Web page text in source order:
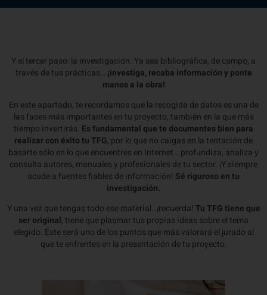
Y el tercer paso: la investigación. Ya sea bibliográfica, de campo, a
través de tus prácticas… ¡investiga, recaba información y ponte
manos a la obra!
En este apartado, te recordamos que la recogida de datos es una de
las fases más importantes en tu proyecto, también en la que más
tiempo invertirás. Es fundamental que te documentes bien para
realizar con éxito tu TFG, por lo que no caigas en la tentación de
basarte sólo en lo que encuentres en Internet… profundiza, analiza y
consulta autores, manuales y profesionales de tu sector. ¡Y siempre
acude a fuentes fiables de información! Sé riguroso en tu
investigación.
Y una vez que tengas todo ese material…¡recuerda! Tu TFG tiene que
ser original, tiene que plasmar tus propias ideas sobre el tema
elegido. Éste será uno de los puntos que más valorará el jurado al
que te enfrentes en la presentación de tu proyecto.